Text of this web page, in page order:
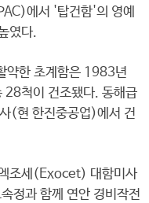
에서 '탑건함'의 영예
였다.
약한 초계함은 1983년
28척이 건조됐다. 동해급
(현 한진중공업)에서 건
조세(Exocet) 대함미사
정과 함께 연안 경비작전